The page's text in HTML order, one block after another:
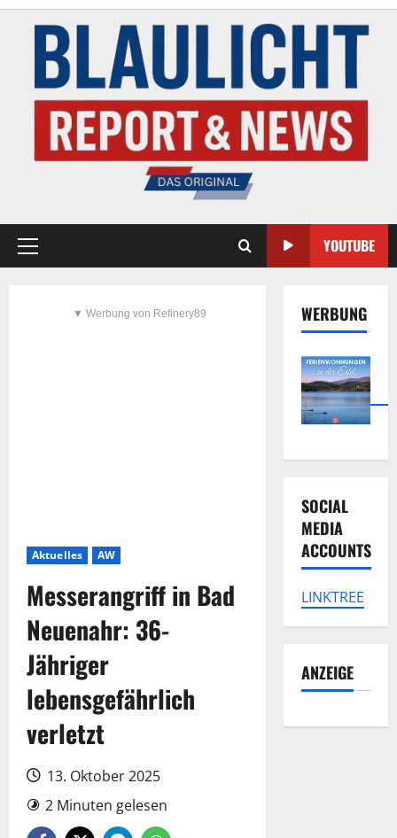
YOUTUBE
▼ Werbung von Refinery89
Aktuelles AW
Messerangriff in Bad
Neuenahr: 36-
Jähriger
lebensgefährlich
verletzt
13. Oktober 2025
2 Minuten gelesen
WERBUNG
SOCIAL
MEDIA
ACCOUNTS
LINKTREE
ANZEIGE